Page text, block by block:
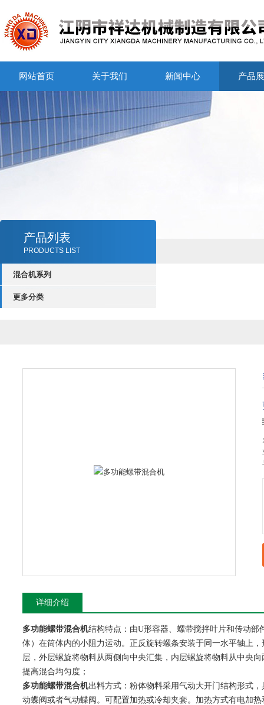
网站首页 关于我们 新闻中心 产品
产品列表
PRODUCTS LIST
混合机系列
更多分类
详细介绍
多功能螺带混合机结构特点：由U形容器、螺带搅拌叶片和传动
体）在筒体内的小阻力运动。正反旋转螺条安装于同一水平轴上
层，外层螺旋将物料从两侧向中央汇集，内层螺旋将物料从中央
提高混合均匀度；
多功能螺带混合机出料方式：粉体物料采用气动大开门结构形式
动蝶阀或者气动蝶阀。可配置加热或冷却夹套。加热方式有电加